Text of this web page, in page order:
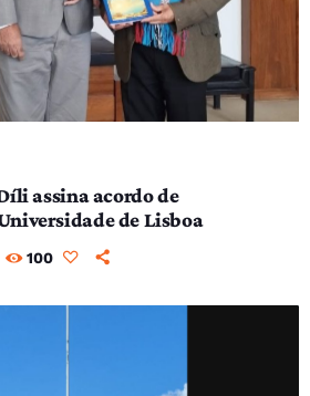
assina acordo de
de Lisboa
100